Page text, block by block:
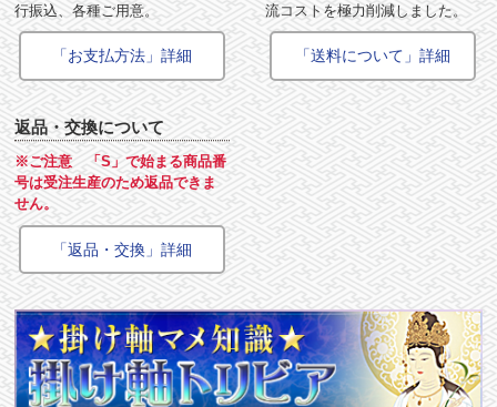
行振込、各種ご用意。
「お支払方法」詳細
流コストを極力削減しました。
「送料について」詳細
返品・交換について
※ご注意 「S」で始まる商品番
号は受注生産のため返品できま
せん。
「返品・交換」詳細